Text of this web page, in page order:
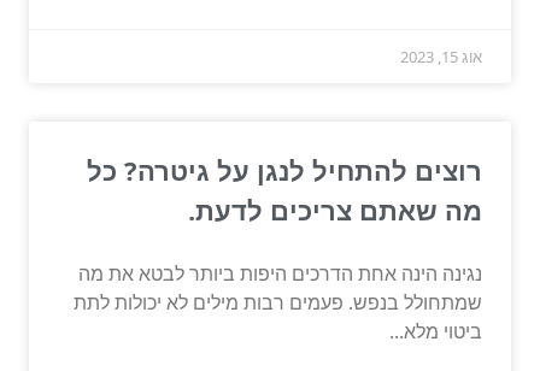
אוג 15, 2023
רוצים להתחיל לנגן על גיטרה? כל
מה שאתם צריכים לדעת.
נגינה הינה אחת הדרכים היפות ביותר לבטא את מה
שמתחולל בנפש. פעמים רבות מילים לא יכולות לתת
ביטוי מלא...